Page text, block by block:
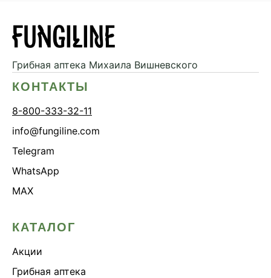
Грибная аптека Михаила Вишневского
КОНТАКТЫ
8-800-333-32-11
info@fungiline.com
Telegram
WhatsApp
MAX
КАТАЛОГ
Акции
Грибная аптека